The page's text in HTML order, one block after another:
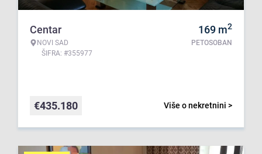
Centar
NOVI SAD
ŠIFRA: #355977
169 m2
PETOSOBAN
Više o nekretnini >
€435.180